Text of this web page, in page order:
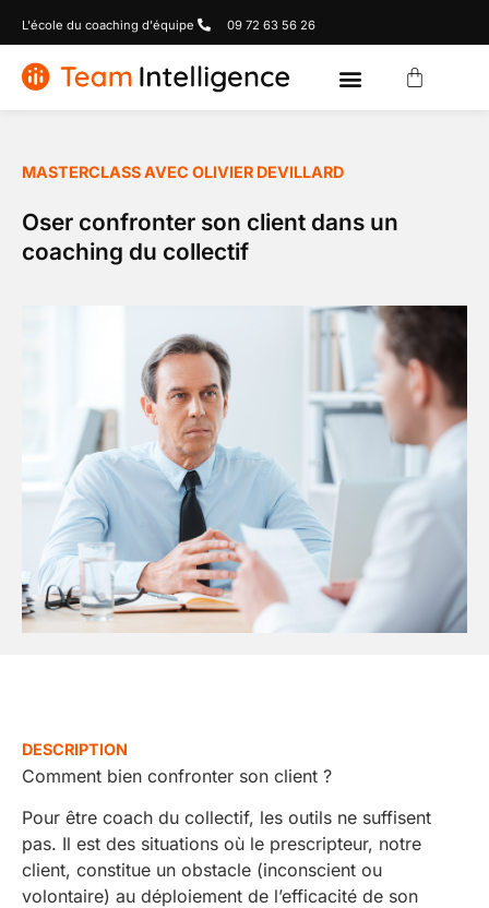
L'école du coaching d'équipe 09 72 63 56 26
MASTERCLASS AVEC OLIVIER DEVILLARD
Oser confronter son client dans un
coaching du collectif
DESCRIPTION
Comment bien confronter son client ?
Pour être coach du collectif, les outils ne suffisent
pas. Il est des situations où le prescripteur, notre
client, constitue un obstacle (inconscient ou
volontaire) au déploiement de l’efficacité de son